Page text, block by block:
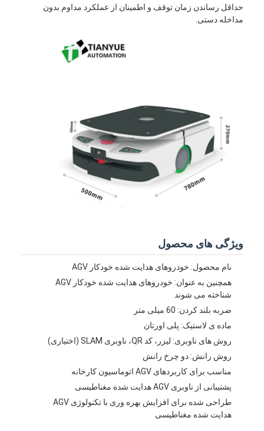
دربارهی ما
کارخانه تور
کنترل کیفیت
همه موارد
بلوگ
حالا حرف بزن
خودروهای هدایت شده خودکار AGV
فولکلور هوشمند بدون سرنشین
ربات موبایل مستقل AMR
حداقل رساندن زمان توقف و اطمینان از عملکرد مداوم بدون
مداخله دستی.
ویژگی های محصول
نام محصول: خودروهای هدایت شده خودکار AGV
همچنین به عنوان: خودروهای هدایت شده خودکار AGV
شناخته می شوند
ضربه بلند کردن: 60 میلی متر
ماده ی لاستیک: پلی اورتان
روش های ناوبری: لیزر، کد QR، ناوبری SLAM (اختیاری)
روش رانش: دو چرخ رانش
مناسب برای کاربردهای AGV اتوماسیون کارخانه
پشتیبانی از ناوبری AGV هدایت شده مغناطیسی
طراحی شده برای افزایش بهره وری با تکنولوژی AGV
هدایت شده مغناطیسی